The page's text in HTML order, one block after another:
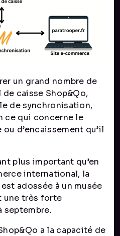
un grand nombre de
caisse Shop&Qo,
de synchronisation,
ce qui concerne le
d’encaissement qu’il
plus important qu’en
international, la
adossée à un musée
une très forte
septembre.
a la capacité de